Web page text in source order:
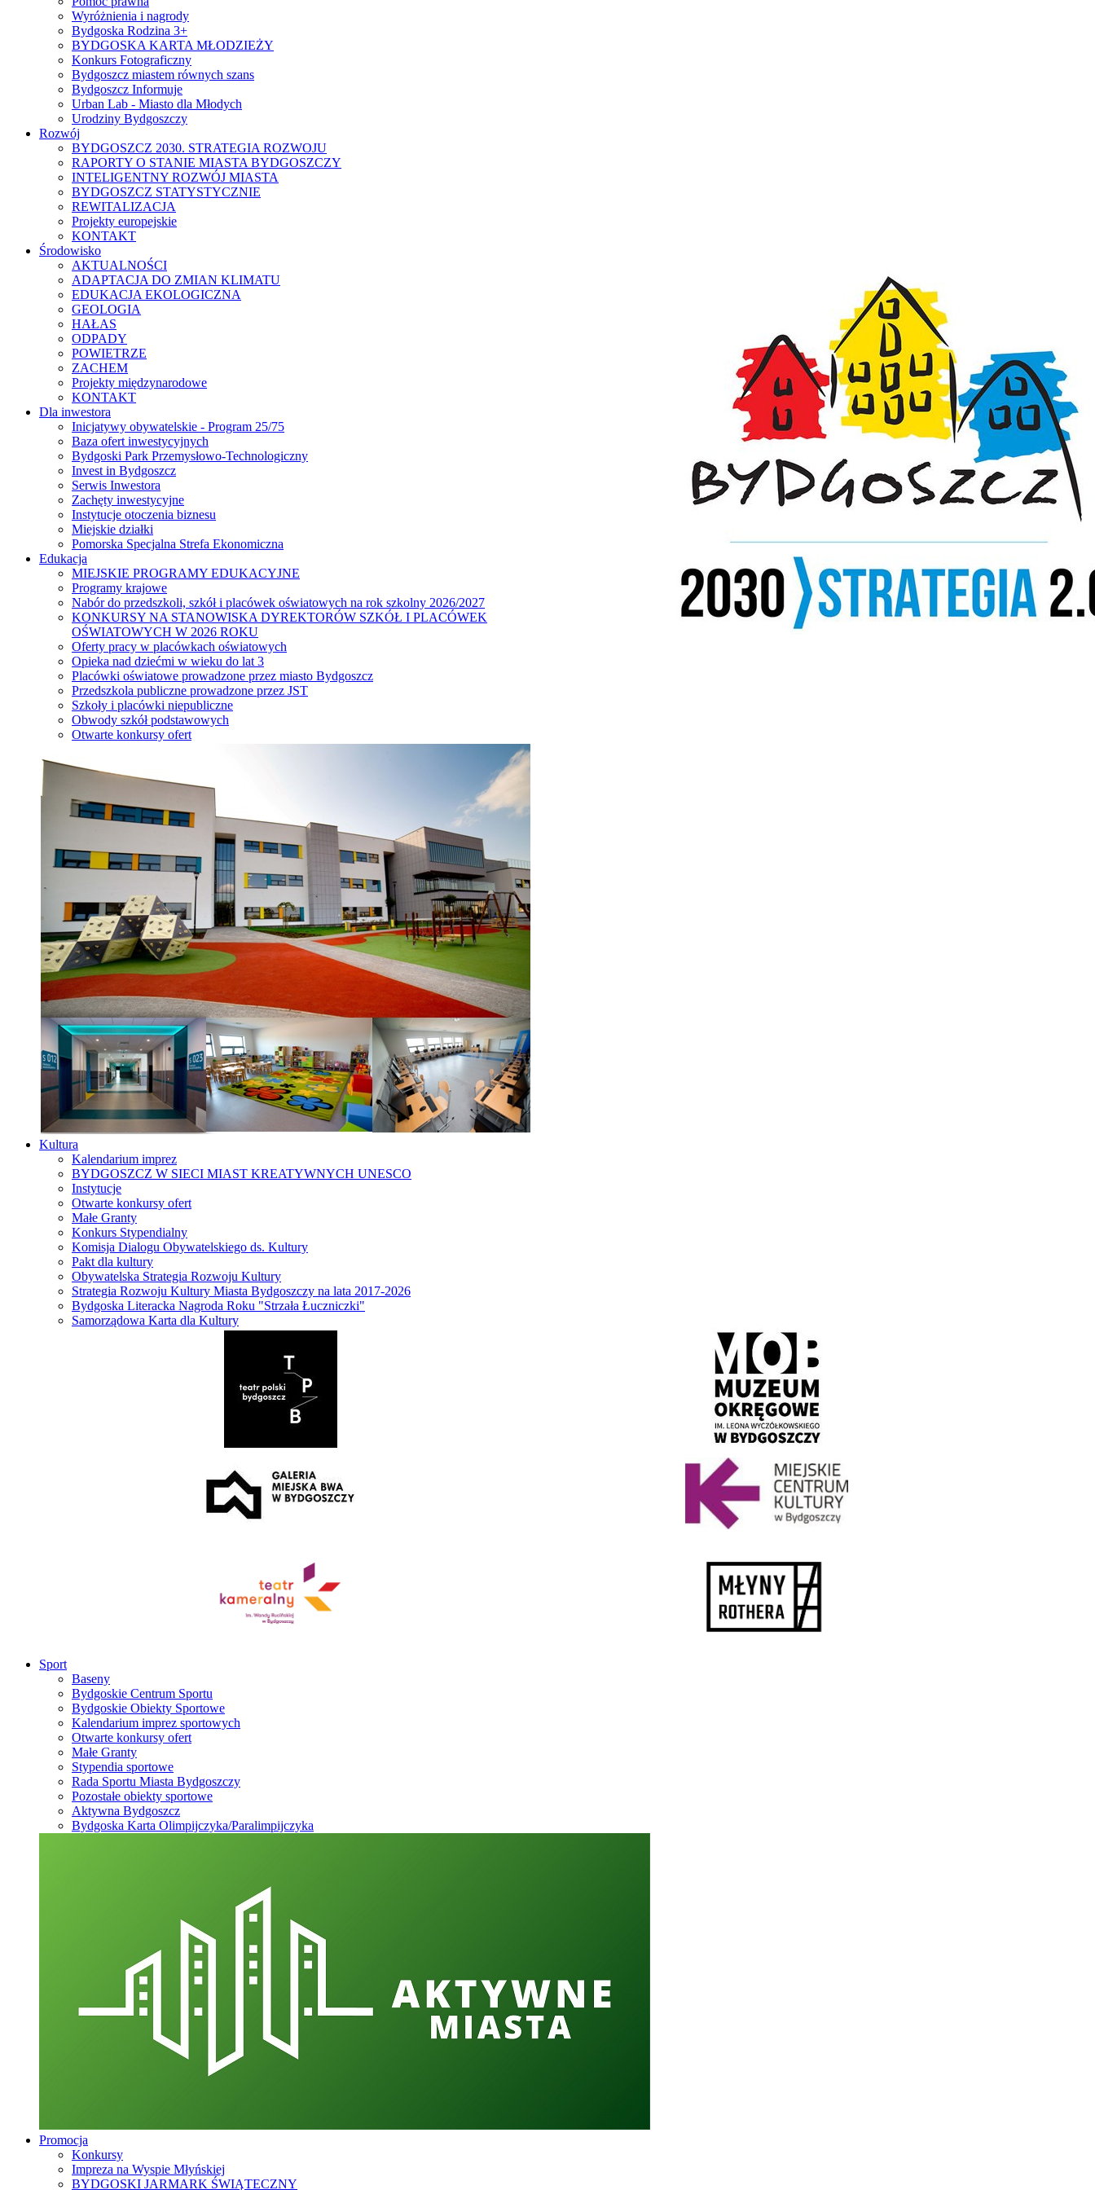
Wyróżnienia i nagrody
Bydgoska Rodzina 3+
BYDGOSKA KARTA MŁODZIEŻY
Konkurs Fotograficzny
Bydgoszcz miastem równych szans
Bydgoszcz Informuje
Urban Lab - Miasto dla Młodych
Urodziny Bydgoszczy
Rozwój
BYDGOSZCZ 2030. STRATEGIA ROZWOJU
RAPORTY O STANIE MIASTA BYDGOSZCZY
INTELIGENTNY ROZWÓJ MIASTA
BYDGOSZCZ STATYSTYCZNIE
REWITALIZACJA
Projekty europejskie
KONTAKT
Środowisko
AKTUALNOŚCI
ADAPTACJA DO ZMIAN KLIMATU
EDUKACJA EKOLOGICZNA
GEOLOGIA
HAŁAS
ODPADY
POWIETRZE
ZACHEM
Projekty międzynarodowe
KONTAKT
Dla inwestora
Inicjatywy obywatelskie - Program 25/75
Baza ofert inwestycyjnych
Bydgoski Park Przemysłowo-Technologiczny
Invest in Bydgoszcz
Serwis Inwestora
Zachęty inwestycyjne
Instytucje otoczenia biznesu
Miejskie działki
Pomorska Specjalna Strefa Ekonomiczna
Edukacja
MIEJSKIE PROGRAMY EDUKACYJNE
Programy krajowe
Nabór do przedszkoli, szkół i placówek oświatowych na rok szkolny 2026/2027
KONKURSY NA STANOWISKA DYREKTORÓW SZKÓŁ I PLACÓWEK
OŚWIATOWYCH W 2026 ROKU
Oferty pracy w placówkach oświatowych
Opieka nad dziećmi w wieku do lat 3
Placówki oświatowe prowadzone przez miasto Bydgoszcz
Przedszkola publiczne prowadzone przez JST
Szkoły i placówki niepubliczne
Obwody szkół podstawowych
Otwarte konkursy ofert
Kultura
Kalendarium imprez
BYDGOSZCZ W SIECI MIAST KREATYWNYCH UNESCO
Instytucje
Otwarte konkursy ofert
Małe Granty
Konkurs Stypendialny
Komisja Dialogu Obywatelskiego ds. Kultury
Pakt dla kultury
Obywatelska Strategia Rozwoju Kultury
Strategia Rozwoju Kultury Miasta Bydgoszczy na lata 2017-2026
Bydgoska Literacka Nagroda Roku "Strzała Łuczniczki"
Samorządowa Karta dla Kultury
Sport
Baseny
Bydgoskie Centrum Sportu
Bydgoskie Obiekty Sportowe
Kalendarium imprez sportowych
Otwarte konkursy ofert
Małe Granty
Stypendia sportowe
Rada Sportu Miasta Bydgoszczy
Pozostałe obiekty sportowe
Aktywna Bydgoszcz
Bydgoska Karta Olimpijczyka/Paralimpijczyka
Promocja
Konkursy
Impreza na Wyspie Młyńskiej
BYDGOSKI JARMARK ŚWIĄTECZNY